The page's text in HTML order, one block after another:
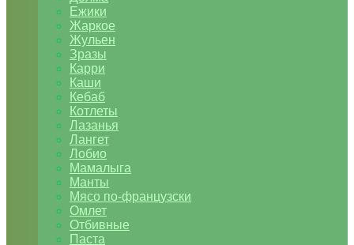
Ежики
Жаркое
Жульен
Зразы
Карри
Каши
Кебаб
Котлеты
Лазанья
Лангет
Лобио
Мамалыга
Манты
Мясо по-французски
Омлет
Отбивные
Паста